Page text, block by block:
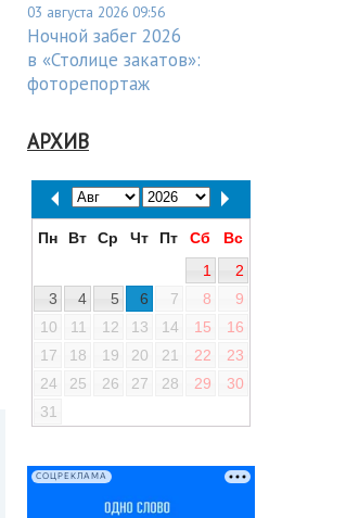
03 августа 2026 09:56
Ночной забег 2026
в «Столице закатов»:
фоторепортаж
АРХИВ
Пн Вт Ср Чт Пт Сб
Вс
1
2
3
4 5 6 7 8
9
10
11 12 13 14 15
16
17
18 19 20 21 22
23
24
25 26 27 28 29
30
31
СОЦРЕКЛАМА